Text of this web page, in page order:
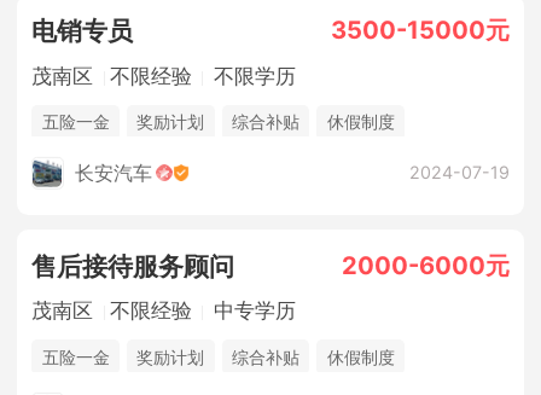
电销专员 3500-15000元
茂南区 不限经验 不限学历
五险一金 奖励计划 综合补贴
休假制度
法定节假日
长安汽车 2024-07-19
售后接待服务顾问 2000-6000元
茂南区 不限经验 中专学历
五险一金 奖励计划 综合补贴
休假制度